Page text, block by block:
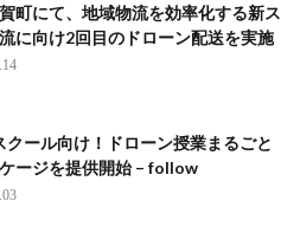
町にて、地域物流を効率化する新ス
に向け2回目のドローン配送を実施
クール向け！ドローン授業まるごと
ージを提供開始 – follow